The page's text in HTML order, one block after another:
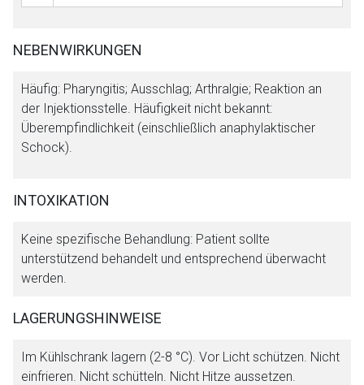
NEBENWIRKUNGEN
Häufig: Pharyngitis; Ausschlag; Arthralgie; Reaktion an
der Injektionsstelle. Häufigkeit nicht bekannt:
Überempfindlichkeit (einschließlich anaphylaktischer
Schock).
INTOXIKATION
Keine spezifische Behandlung: Patient sollte
unterstützend behandelt und entsprechend überwacht
werden.
LAGERUNGSHINWEISE
Im Kühlschrank lagern (2-8 °C). Vor Licht schützen. Nicht
einfrieren. Nicht schütteln. Nicht Hitze aussetzen.